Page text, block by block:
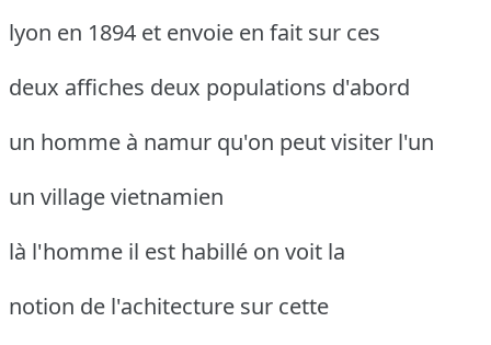
lyon en 1894 et envoie en fait sur ces
deux affiches deux populations d'abord
un homme à namur qu'on peut visiter l'un
un village vietnamien
là l'homme il est habillé on voit la
notion de l'achitecture sur cette